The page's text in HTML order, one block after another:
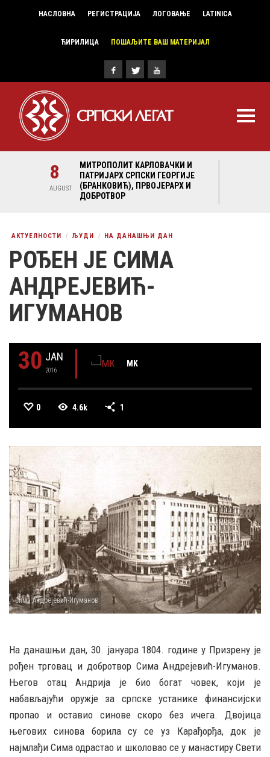
НАСЛОВНА РЕГИСТРАЦИЈА ЛОГОВАЊЕ LATINICA
ЋИРИЛИЦА ПОШАЉИТЕ ВАШ МАТЕРИЈАЛ
8
AUGUST
МИТРОПОЛИТ КАРЛОВАЧКИ И
ПАТРИЈАРХ СРПСКИ ГЕОРГИЈЕ
(БРАНКОВИЋ), ПРВОЈЕРАРХ И
ДОБРОТВОР
АКТУЕЛНОСТИ ЉУДИ НА ДАНАШЊИ ДАН
РОЂЕН ЈЕ СИМА
АНДРЕЈЕВИЋ-
ИГУМАНОВ
30 JAN
2016
MK
0 4.6k 1
Сима Андрејевић-Игуманов
На данашњи дан, 30. јануара 1804. године у Призрену је
рођен трговац и добротвор Сима Андрејевић-Игуманов.
Његов отац Андрија је био богат човек, који је
набављајући оружје за српске устанике финансијски
пропао и оставио синове скоро без ичега. Двојица
његових синова борила су се уз Карађорђа, док је
најмлађи Сима одрастао и школовао се у манастиру Свети